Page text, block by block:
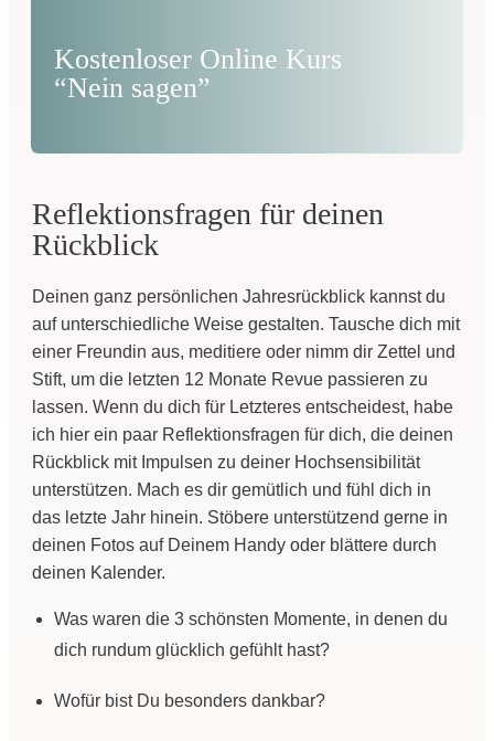
Kostenloser Online Kurs
“Nein sagen”
Reflektionsfragen für deinen
Rückblick
Deinen ganz persönlichen Jahresrückblick kannst du
auf unterschiedliche Weise gestalten. Tausche dich mit
einer Freundin aus, meditiere oder nimm dir Zettel und
Stift, um die letzten 12 Monate Revue passieren zu
lassen. Wenn du dich für Letzteres entscheidest, habe
ich hier ein paar Reflektionsfragen für dich, die deinen
Rückblick mit Impulsen zu deiner Hochsensibilität
unterstützen. Mach es dir gemütlich und fühl dich in
das letzte Jahr hinein. Stöbere unterstützend gerne in
deinen Fotos auf Deinem Handy oder blättere durch
deinen Kalender.
Was waren die 3 schönsten Momente, in denen du
dich rundum glücklich gefühlt hast?
Wofür bist Du besonders dankbar?